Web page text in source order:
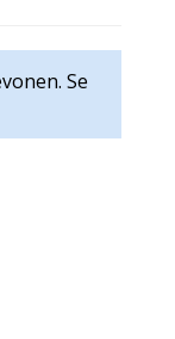
Se